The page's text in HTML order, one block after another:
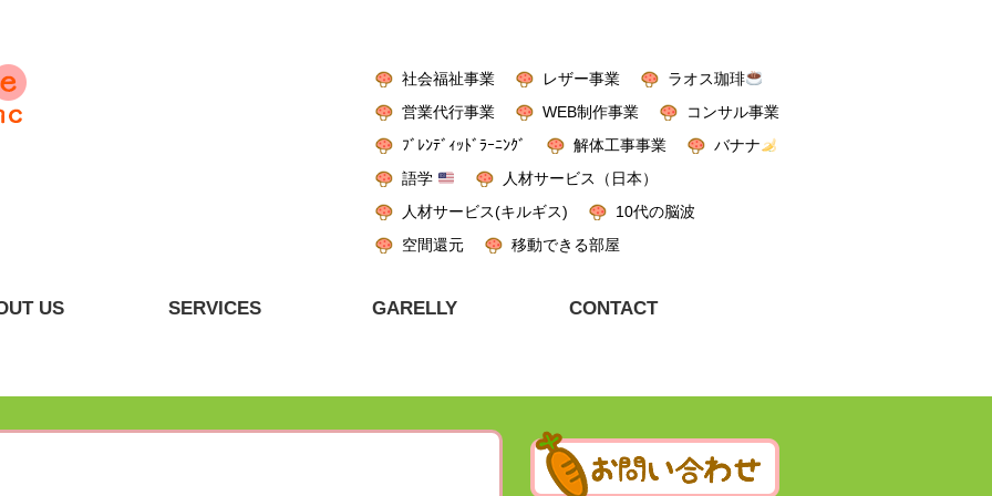
社会福祉事業 レザー事業
ラオス珈琲
営業代行事業
WEB制作事業
コンサル事業
ﾌﾞﾚﾝﾃﾞｨｯﾄﾞﾗｰﾆﾝｸﾞ
解体工事事業
バナナ
語学
人材サービス（日本）
人材サービス(キルギス)
10代の脳波
空間還元
移動できる部屋
US SERVICES GARELLY CONTACT